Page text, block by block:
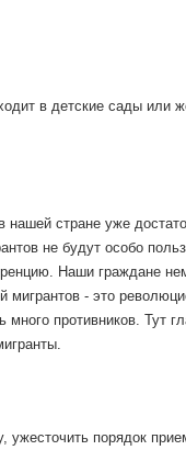
в детские сады
нашей стране уже
не будут особо
Наши граждане
- это
противников. Тут
ужесточить порядок